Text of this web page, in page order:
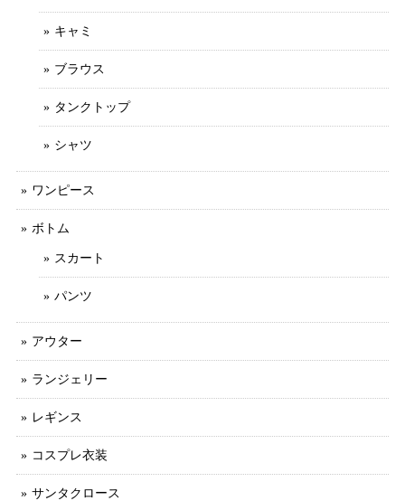
キャミ
ブラウス
タンクトップ
シャツ
ワンピース
ボトム
スカート
パンツ
アウター
ランジェリー
レギンス
コスプレ衣装
サンタクロース